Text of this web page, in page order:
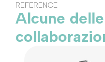
REFERENCE
Alcune